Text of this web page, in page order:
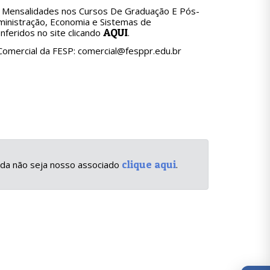
nos Cursos De Graduação E Pós-
Economia e Sistemas de
no site clicando AQUI.
da FESP: comercial@fesppr.edu.br
não seja nosso associado clique aqui.